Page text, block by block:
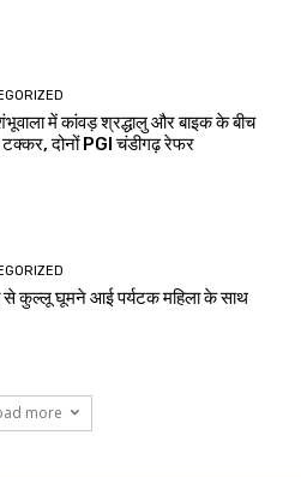
में कांवड़ श्रद्धालु और बाइक के बीच
टक्कर, दोनों PGI चंडीगढ़ रेफर
से कुल्लू घूमने आई पर्यटक महिला के साथ
more